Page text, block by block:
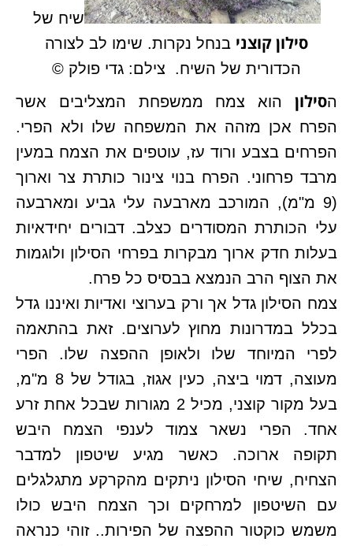
שיח של
סילון קוצני בנחל נקרות. שימו לב לצורה
הכדורית של השיח. צילם: גדי פולק ©
הסילון הוא צמח ממשפחת המצליבים אשר
הפרח אכן מזהה את המשפחה שלו ולא הפרי.
הפרחים בצבע ורוד עז, עוטפים את הצמח במעין
מרבד פרחוני. הפרח בנוי צינור כותרת צר וארוך
(9 מ"מ), המורכב מארבעה עלי גביע ומארבעה
עלי הכותרת המסודרים כצלב. דבורים יחידאיות
בעלות חדק ארוך מבקרות בפרחי הסילון ולוגמות
את הצוף הרב הנמצא בבסיס כל פרח.
צמח הסילון גדל אך ורק בערוצי ואדיות ואיננו גדל
בכלל במדרונות מחוץ לערוצים. זאת בהתאמה
לפרי המיוחד שלו ולאופן ההפצה שלו. הפרי
מעוצה, דמוי ביצה, כעין אגוז, בגודל של 8 מ"מ,
בעל מקור קוצני, מכיל 2 מגורות שבכל אחת זרע
אחד. הפרי נשאר צמוד לענפי הצמח היבש
תקופה ארוכה. כאשר מגיע שיטפון למדבר
הצחיח, שיחי הסילון ניתקים מהקרקע מתגלגלים
עם השיטפון למרחקים וכך הצמח היבש כולו
משמש כוקטור ההפצה של הפירות.. זוהי כנראה